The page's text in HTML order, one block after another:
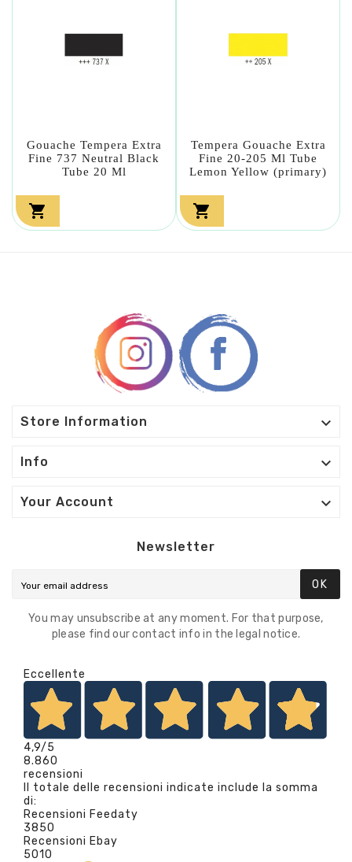
Gouache Tempera Extra
Fine 737 Neutral Black
Tube 20 Ml

Tempera Gouache Extra
Fine 20-205 Ml Tube
Lemon Yellow (primary)

Store Information 
Info 
Your Account 
Newsletter
OK
You may unsubscribe at any moment. For that purpose,
please find our contact info in the legal notice.
Eccellente
4,9/5
8.860
recensioni
Il totale delle recensioni indicate include la somma
di:
Recensioni Feedaty
3850
Recensioni Ebay
5010